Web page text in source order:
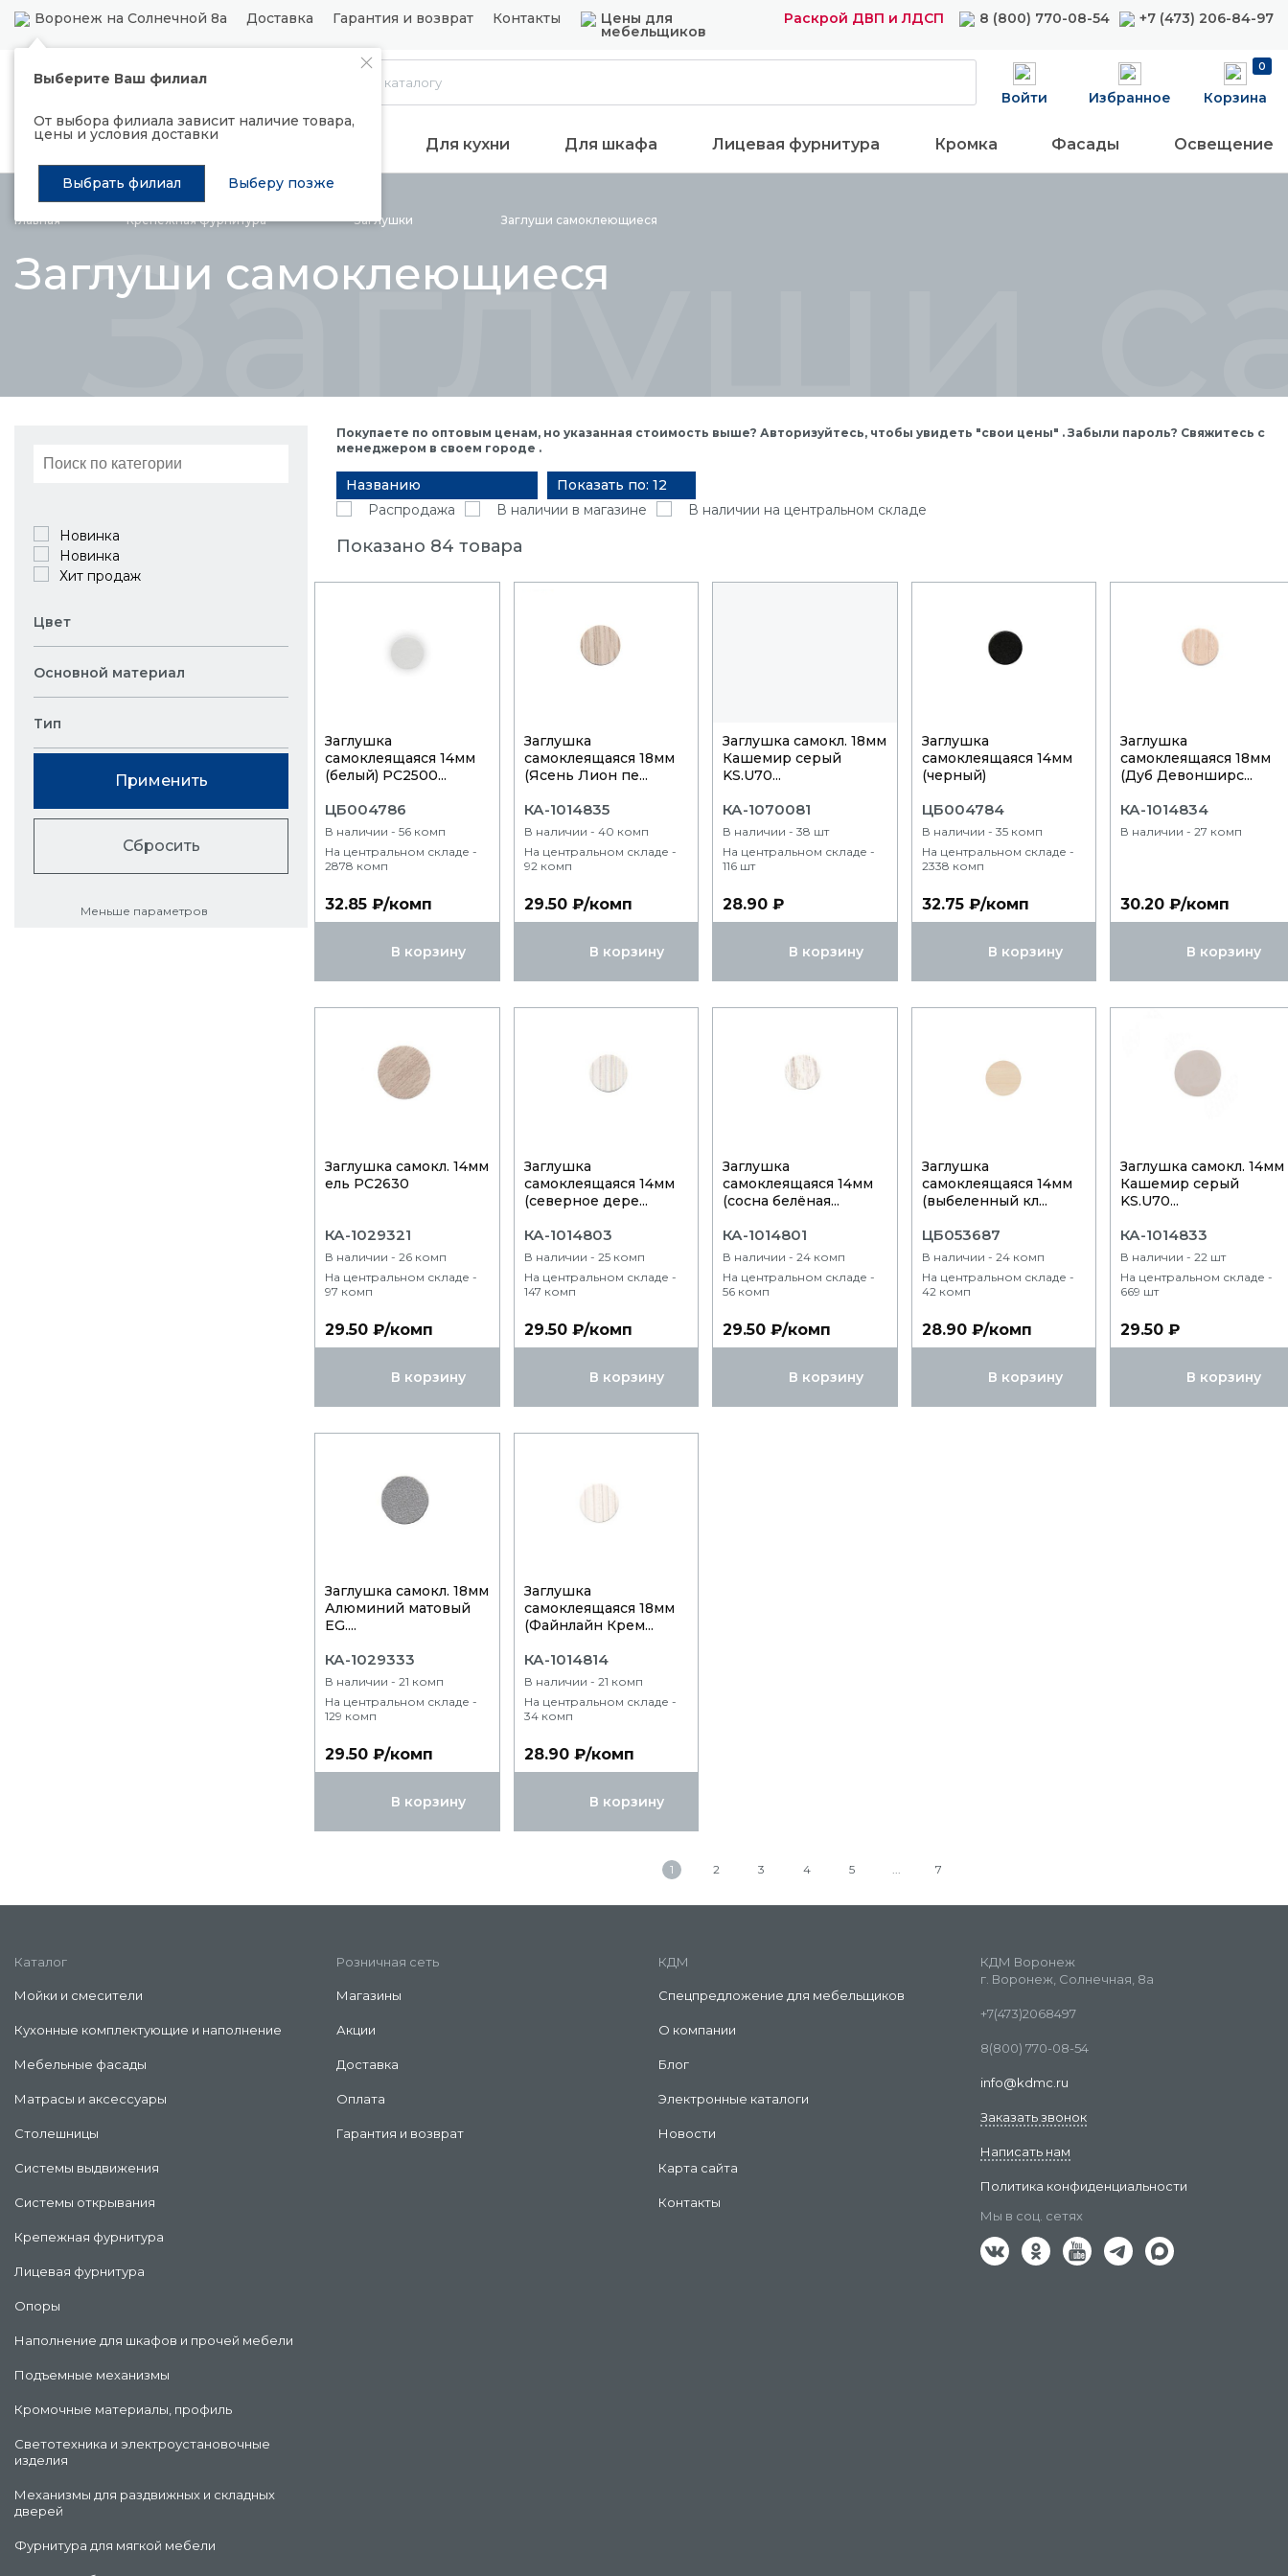
Воронеж на Солнечной 8а Доставка Гарантия и возврат Контакты Цены для
мебельщиков
Раскрой ДВП и ЛДСП 8 (800) 770-08-54 +7 (473) 206-84-97
Выберите Ваш филиал
От выбора филиала зависит наличие товара,
цены и условия доставки
Выбрать филиал Выберу позже
Каталог
Войти Избранное
0
Корзина
Распродажа Подъемные механизмы Для кухни Для шкафа Лицевая фурнитура Кромка Фасады Освещение
Главная Крепежнаяфурнитура Заглушки Заглуши самоклеющиеся
Заглуши самоклеющиеся
Заглуши
Новинка
Новинка
Хит продаж
Цвет
Основной материал
Тип
Применить
Сбросить
Меньше параметров
Покупаете по оптовым ценам, но указанная стоимость выше? Авторизуйтесь, чтобы увидеть "свои цены" . Забыли пароль? Свяжитесь с
менеджером в своем городе .
Названию
Показать по: 12
Распродажа
В наличии в магазине В наличии на центральном складе
Показано 84 товара
Заглушка
самоклеящаяся 14мм
(белый) PC2500...
ЦБ004786
В наличии - 56 комп
На центральном складе -
2878 комп
32.85 ₽/комп
В корзину
Заглушка
самоклеящаяся 18мм
(Ясень Лион пе...
КА-1014835
В наличии - 40 комп
На центральном складе -
92 комп
29.50 ₽/комп
В корзину
Заглушка самокл. 18мм
Кашемир серый
KS.U70...
КА-1070081
В наличии - 38 шт
На центральном складе -
116 шт
28.90 ₽
В корзину
Заглушка
самоклеящаяся 14мм
(черный)
ЦБ004784
В наличии - 35 комп
На центральном складе -
2338 комп
32.75 ₽/комп
В корзину
Заглушка
самоклеящаяся 18мм
(Дуб Девонширс...
КА-1014834
В наличии - 27 комп
30.20 ₽/комп
В корзину
Заглушка самокл. 14мм
ель PC2630
КА-1029321
В наличии - 26 комп
На центральном складе -
97 комп
29.50 ₽/комп
В корзину
Заглушка
самоклеящаяся 14мм
(северное дере...
КА-1014803
В наличии - 25 комп
На центральном складе -
147 комп
29.50 ₽/комп
В корзину
Заглушка
самоклеящаяся 14мм
(сосна белёная...
КА-1014801
В наличии - 24 комп
На центральном складе -
56 комп
29.50 ₽/комп
В корзину
Заглушка
самоклеящаяся 14мм
(выбеленный кл...
ЦБ053687
В наличии - 24 комп
На центральном складе -
42 комп
28.90 ₽/комп
В корзину
Заглушка самокл. 14мм
Кашемир серый
KS.U70...
КА-1014833
В наличии - 22 шт
На центральном складе -
669 шт
29.50 ₽
В корзину
Заглушка самокл. 18мм
Алюминий матовый
EG....
КА-1029333
В наличии - 21 комп
На центральном складе -
129 комп
29.50 ₽/комп
В корзину
Заглушка
самоклеящаяся 18мм
(Файнлайн Крем...
КА-1014814
В наличии - 21 комп
На центральном складе -
34 комп
28.90 ₽/комп
В корзину
1 2 3 4 5 7
Каталог
Мойки и смесители
Кухонные комплектующие и наполнение
Мебельные фасады
Матрасы и аксессуары
Столешницы
Системы выдвижения
Системы открывания
Крепежная фурнитура
Лицевая фурнитура
Опоры
Наполнение для шкафов и прочей мебели
Подъемные механизмы
Кромочные материалы, профиль
Светотехника и электроустановочные
изделия
Механизмы для раздвижных и складных
дверей
Фурнитура для мягкой мебели
Розничная сеть
Магазины
Акции
Доставка
Оплата
Гарантия и возврат
КДМ
Спецпредложение для мебельщиков
О компании
Блог
Электронные каталоги
Новости
Карта сайта
Контакты
КДМ Воронеж
г. Воронеж, Солнечная, 8а
+7(473)2068497
8(800) 770-08-54
info@kdmc.ru
Заказать звонок
Написать нам
Политика конфиденциальности
Мы в соц. сетях